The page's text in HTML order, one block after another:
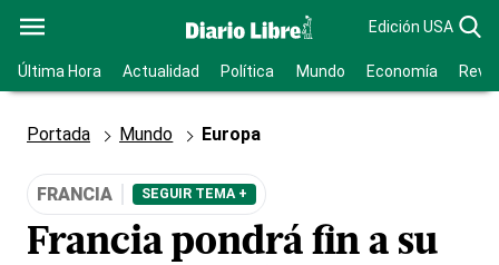
Edición USA
Última Hora Actualidad Política Mundo Economía
Portada Mundo Europa
FRANCIA SEGUIR TEMA +
Francia pondrá fin a su